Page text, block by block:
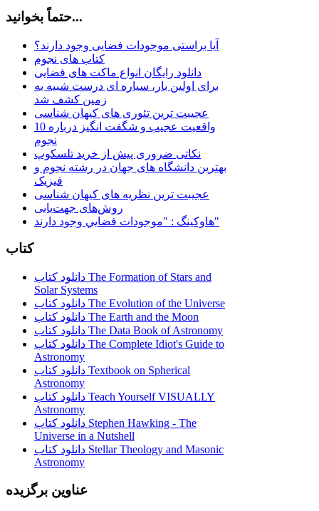
حتماً بخوانید...
آیا براستی موجودات فضایی وجود دارند؟
کتاب های نجوم
دانلود رایگان انواع ماکت های فضایی
برای اولین بار، سیاره ای درست شبیه به
زمین کشف شد
عجیبت ترین تئوری های کیهان شناسی
10 واقعیت عجیب و شگفت انگیز درباره
نجوم
نکاتی ضروری پیش از خرید تلسکوپ
بهترین دانشگاه های جهان در رشته نجوم و
فیزیک
عجیبت ترین نظریه های کیهان شناسی
روش‌های جهت‌یابی
هاوكينگ : "موجودات فضايي وجود دارند"
کتاب
دانلود کتاب The Formation of Stars and
Solar Systems
دانلود کتاب The Evolution of the Universe
دانلود کتاب The Earth and the Moon
دانلود کتاب The Data Book of Astronomy
دانلود کتاب The Complete Idiot's Guide to
Astronomy
دانلود کتاب Textbook on Spherical
Astronomy
دانلود کتاب Teach Yourself VISUALLY
Astronomy
دانلود کتاب Stephen Hawking - The
Universe in a Nutshell
دانلود کتاب Stellar Theology and Masonic
Astronomy
عناوین برگزیده